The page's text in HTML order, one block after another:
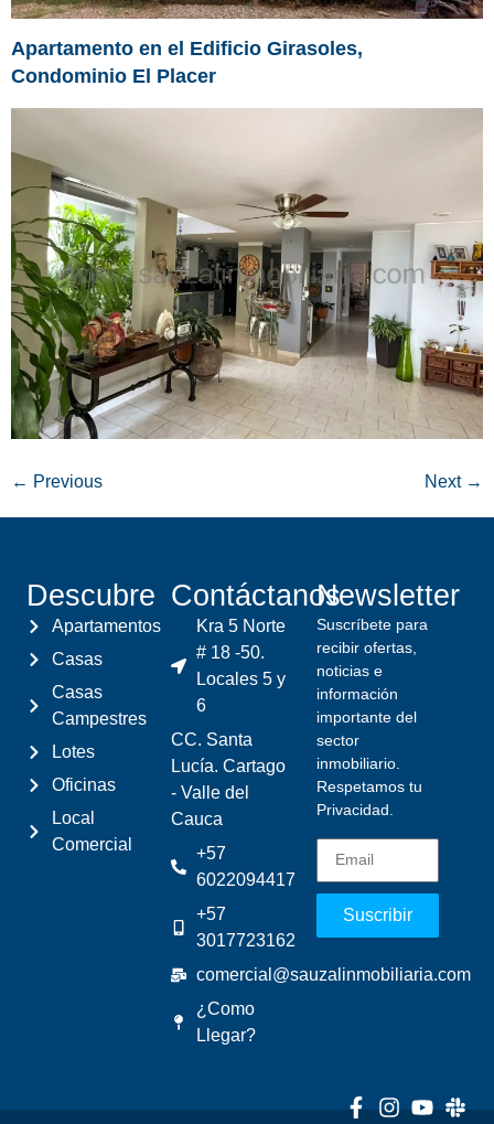
Apartamento en el Edificio Girasoles,
Condominio El Placer
← Previous Next →
Descubre
Apartamentos
Casas
Casas
Campestres
Lotes
Oficinas
Local
Comercial
Contáctanos
Kra 5 Norte
# 18 -50.
Locales 5 y
6
CC. Santa
Lucía. Cartago
- Valle del
Cauca
+57
6022094417
+57
3017723162
comercial@sauzalinmobiliaria.com
¿Como
Llegar?
Newsletter
Suscríbete para
recibir ofertas,
noticias e
información
importante del
sector
inmobiliario.
Respetamos tu
Privacidad.
Suscribir